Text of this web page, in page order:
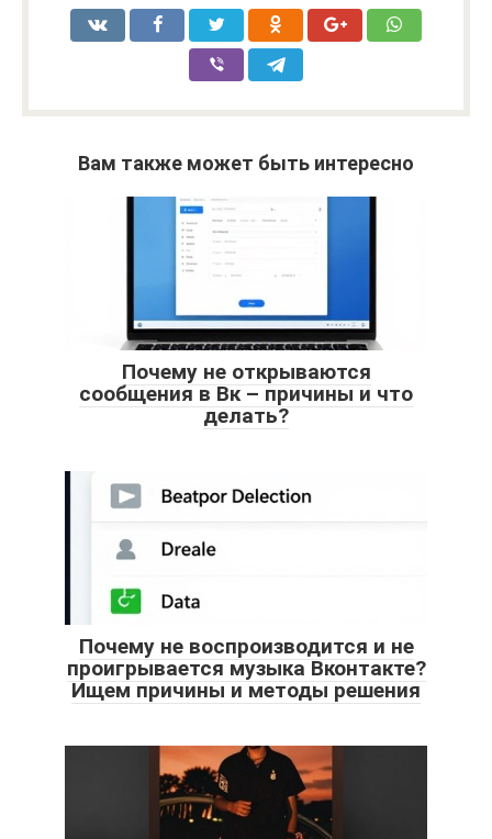
Вам также может быть интересно
Почему не открываются
сообщения в Вк – причины и что
делать?
Почему не воспроизводится и не
проигрывается музыка Вконтакте?
Ищем причины и методы решения